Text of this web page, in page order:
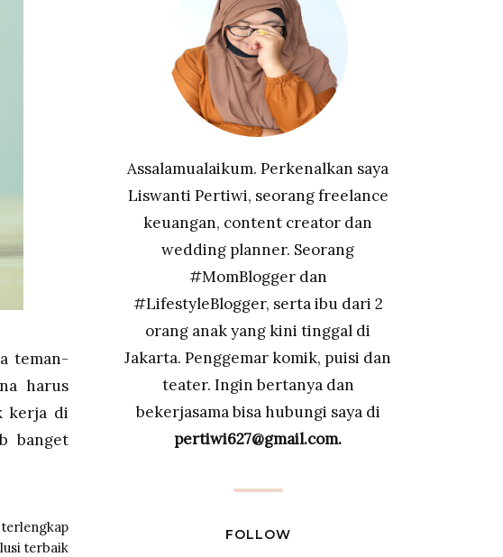
teman-
harus
kerja di
banget
terbaik
Assalamualaikum. Perkenalkan saya
Liswanti Pertiwi, seorang freelance
keuangan, content creator dan
wedding planner. Seorang
#MomBlogger dan
#LifestyleBlogger, serta ibu dari 2
orang anak yang kini tinggal di
Jakarta. Penggemar komik, puisi dan
teater. Ingin bertanya dan
bekerjasama bisa hubungi saya di
pertiwi627@gmail.com.
FOLLOW